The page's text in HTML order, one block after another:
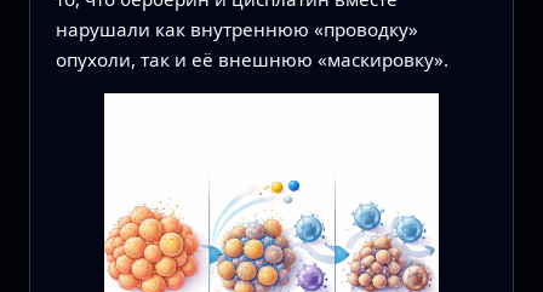
нарушали как внутреннюю «проводку»
опухоли, так и её внешнюю «маскировку».